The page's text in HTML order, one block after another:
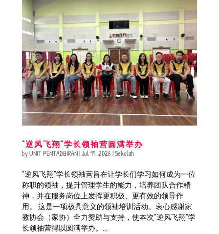
“逆风飞翔”学长领袖营圆满举办
byUNIT PENTADBIRAN|Jul 19, 2026 |Sekolah
“逆风飞翔”学长领袖营旨在让学长们学习如何成为一位
称职的领袖，提升管理学生的能力，培养团队合作精
神，并在服务岗位上发挥更积极、更有效的领导作
用。 这是一项极具意义的领袖培训活动。衷心感谢家
教协会（家协）全力赞助与支持，使本次“逆风飞翔”学
长领袖营得以圆满举办。...